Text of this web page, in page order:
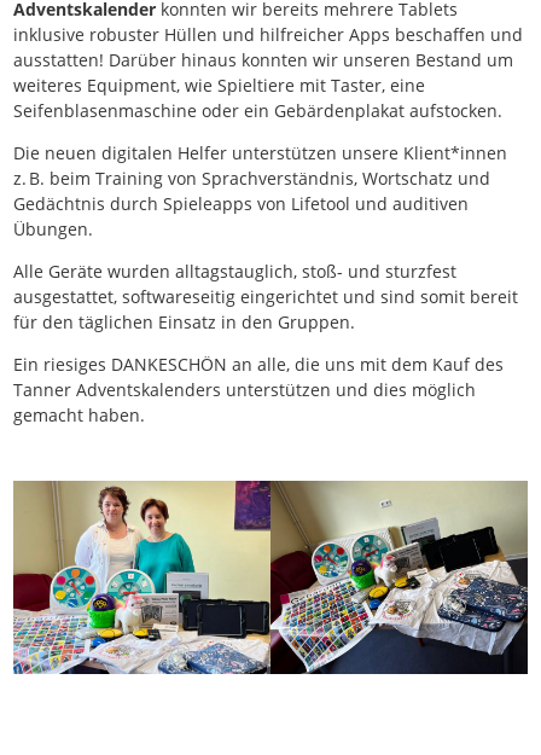
Adventskalender konnten wir bereits mehrere Tablets
inklusive robuster Hüllen und hilfreicher Apps beschaffen und
ausstatten! Darüber hinaus konnten wir unseren Bestand um
weiteres Equipment, wie Spieltiere mit Taster, eine
Seifenblasenmaschine oder ein Gebärdenplakat aufstocken.
Die neuen digitalen Helfer unterstützen unsere Klient*innen
z. B. beim Training von Sprachverständnis, Wortschatz und
Gedächtnis durch Spieleapps von Lifetool und auditiven
Übungen.
Alle Geräte wurden alltagstauglich, stoß- und sturzfest
ausgestattet, softwareseitig eingerichtet und sind somit bereit
für den täglichen Einsatz in den Gruppen.
Ein riesiges DANKESCHÖN an alle, die uns mit dem Kauf des
Tanner Adventskalenders unterstützen und dies möglich
gemacht haben.